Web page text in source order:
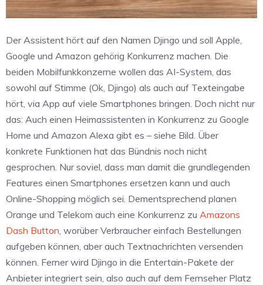
Der Assistent hört auf den Namen Djingo und soll Apple,
Google und Amazon gehörig Konkurrenz machen. Die
beiden Mobilfunkkonzerne wollen das AI-System, das
sowohl auf Stimme (Ok, Djingo) als auch auf Texteingabe
hört, via App auf viele Smartphones bringen. Doch nicht nur
das: Auch einen Heimassistenten in Konkurrenz zu Google
Home und Amazon Alexa gibt es – siehe Bild. Über
konkrete Funktionen hat das Bündnis noch nicht
gesprochen. Nur soviel, dass man damit die grundlegenden
Features einen Smartphones ersetzen kann und auch
Online-Shopping möglich sei. Dementsprechend planen
Orange und Telekom auch eine Konkurrenz zu Amazons
Dash Button, worüber Verbraucher einfach Bestellungen
aufgeben können, aber auch Textnachrichten versenden
können. Ferner wird Djingo in die Entertain-Pakete der
Anbieter integriert sein, also auch auf dem Fernseher Platz